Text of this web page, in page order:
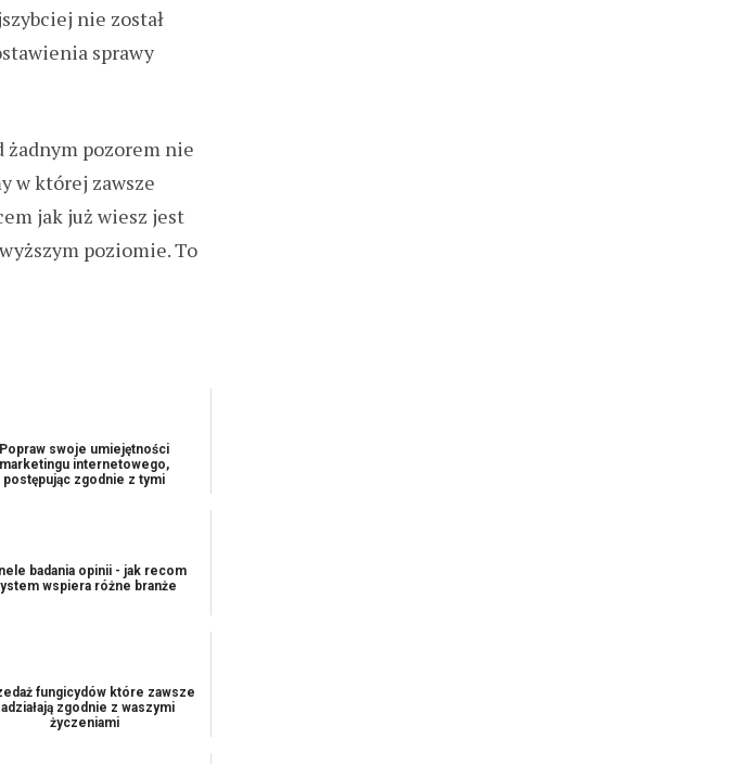
nie został
sprawy
żadnym pozorem nie
w której zawsze
jak już wiesz jest
poziomie. To
Popraw swoje umiejętności
marketingu internetowego,
postępując zgodnie z tymi
badania opinii - jak recom
wspiera różne branże
fungicydów które zawsze
zgodnie z waszymi
życzeniami